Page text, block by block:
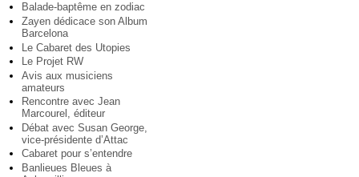
Balade-baptême en zodiac
Zayen dédicace son Album
Barcelona
Le Cabaret des Utopies
Le Projet RW
Avis aux musiciens
amateurs
Rencontre avec Jean
Marcourel, éditeur
Débat avec Susan George,
vice-présidente d’Attac
Cabaret pour s’entendre
Banlieues Bleues à